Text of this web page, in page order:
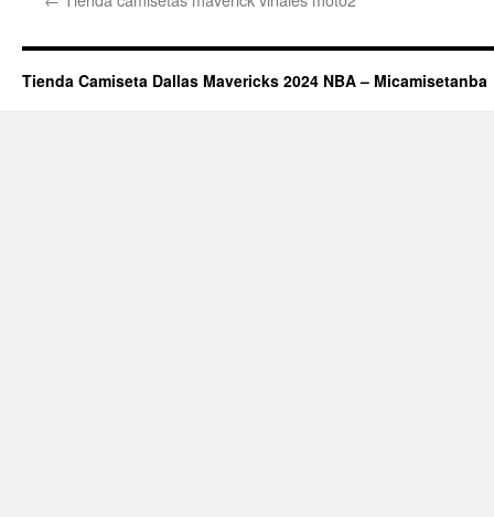
Tienda Camiseta Dallas Mavericks 2024 NBA – Micamisetanba